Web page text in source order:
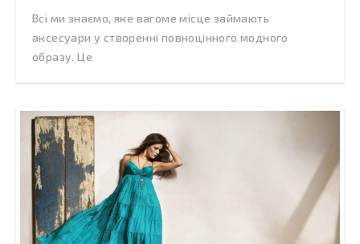
Всі ми знаємо, яке вагоме місце займають
аксесуари у створенні повноцінного модного
образу. Це